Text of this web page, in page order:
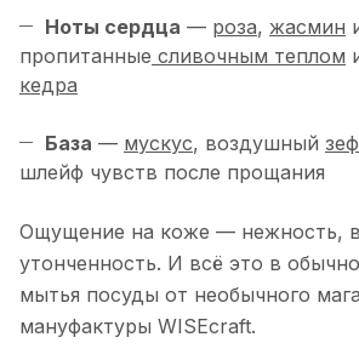
Ноты сердца — роза, жасмин
пропитанные сливочным теплом
кедра
База — мускус, воздушный
шлейф чувств после прощания
Ощущение на коже — нежность,
утонченность. И всё это в
мытья посуды от необычного
мануфактуры WISEcraft.